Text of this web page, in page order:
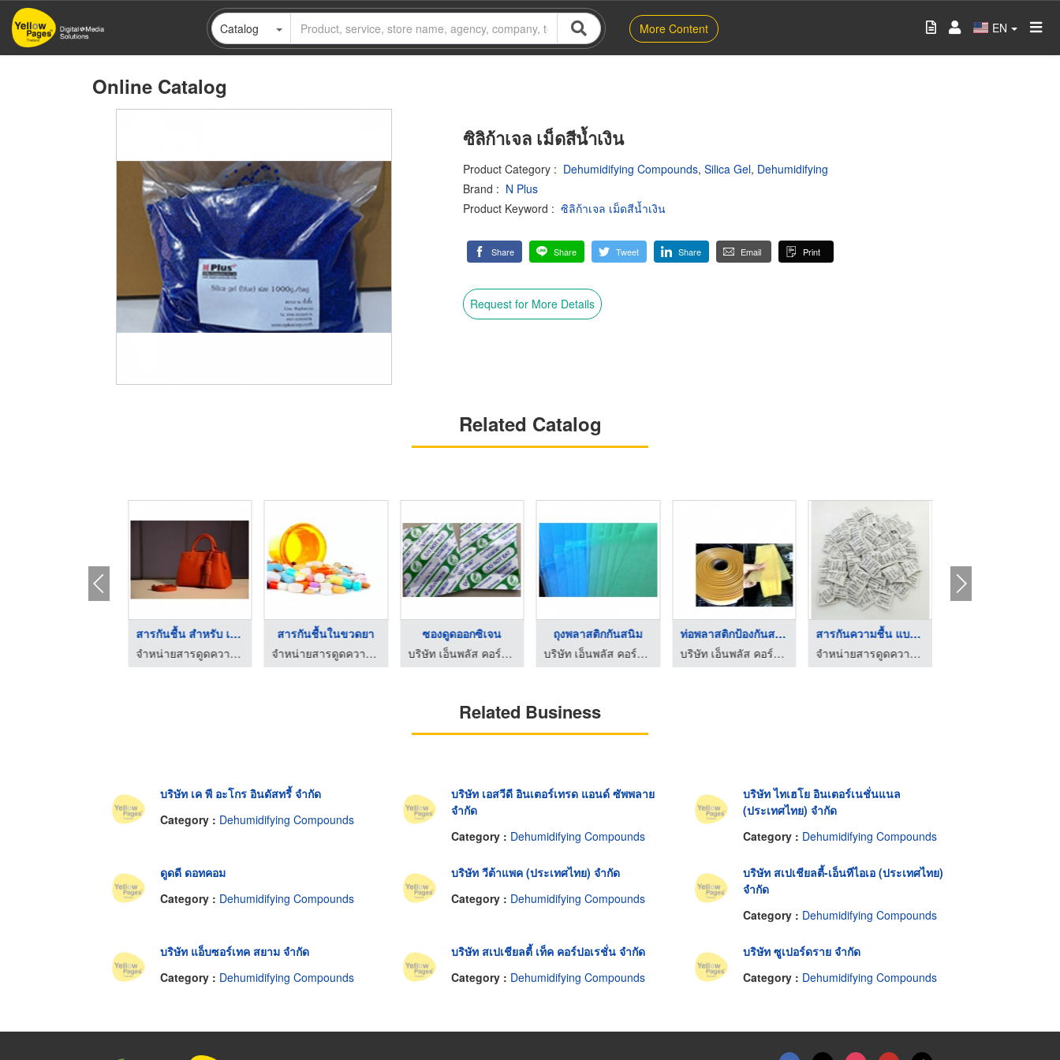
Skip
main
Catalog More Content EN
Online Catalog
ซิลิก้าเจล เม็ดสีน้ำเงิน
Product Category : Dehumidifying Compounds, Silica Gel, Dehumidifying
Brand : N Plus
Product Keyword : ซิลิก้าเจล เม็ดสีน้ำเงิน
Share Share Tweet Share Email Print
Request for More Details
Related Catalog
สารกันชื้น สำหรับ เค ...
จำหน่ายสารดูดความชื้น - โปลิบิสซิเนส อินเตอร์กรุ๊ป
สารกันชื้นในขวดยา
จำหน่ายสารดูดความชื้น - โปลิบิสซิเนส อินเตอร์กรุ๊ป
ซองดูดออกซิเจน
บริษัท เอ็นพลัส คอร์ปอเรชั่น จำกัด
ถุงพลาสติกกันสนิม
บริษัท เอ็นพลัส คอร์ปอเรชั่น จำกัด
ท่อพลาสติกป้องกันสนิ ...
บริษัท เอ็นพลัส คอร์ปอเรชั่น จำกัด
สารกันความชื้น แบบซอ ...
จำหน่ายสารดูดความชื้น - โปลิบิสซิเนส อินเตอร์กรุ๊ป
Related Business
บริษัท เค พี อะโกร อินดัสทรี้ จำกัด
Category : Dehumidifying Compounds
บริษัท เอสวีดี อินเตอร์เทรด แอนด์ ซัพพลาย
จำกัด
Category : Dehumidifying Compounds
บริษัท ไทเฮโย อินเตอร์เนชั่นแนล
(ประเทศไทย) จำกัด
Category : Dehumidifying Compounds
ดูดดี ดอทคอม
Category : Dehumidifying Compounds
บริษัท วีต้าแพค (ประเทศไทย) จำกัด
Category : Dehumidifying Compounds
บริษัท สเปเชียลตี้-เอ็นทีไอเอ (ประเทศไทย)
จำกัด
Category : Dehumidifying Compounds
บริษัท แอ็บซอร์เทค สยาม จำกัด
Category : Dehumidifying Compounds
บริษัท สเปเชียลตี้ เท็ค คอร์ปอเรชั่น จำกัด
Category : Dehumidifying Compounds
บริษัท ซูเปอร์ดราย จำกัด
Category : Dehumidifying Compounds